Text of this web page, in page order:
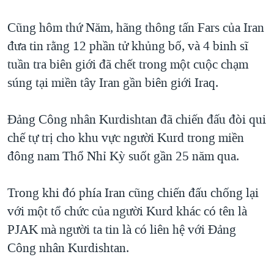
TRỊNH VĨNH BÌNH VS. CHÍNH PHỦ VIỆT NAM
NGƯ DÂN VIỆT VÀ LÀN SÓNG TRỘM HẢI SÂM
BÊN KIA QUỐC LỘ: TIẾNG VỌNG TỪ NÔNG THÔN MỸ
Cũng hôm thứ Năm, hãng thông tấn Fars của Iran
đưa tin rằng 12 phần tử khủng bố, và 4 binh sĩ
tuần tra biên giới đã chết trong một cuộc chạm
súng tại miền tây Iran gần biên giới Iraq.
Đảng Công nhân Kurdishtan đã chiến đấu đòi qui
chế tự trị cho khu vực người Kurd trong miền
đông nam Thổ Nhỉ Kỳ suốt gần 25 năm qua.
Trong khi đó phía Iran cũng chiến đấu chống lại
với một tổ chức của người Kurd khác có tên là
PJAK mà người ta tin là có liên hệ với Đảng
Công nhân Kurdishtan.